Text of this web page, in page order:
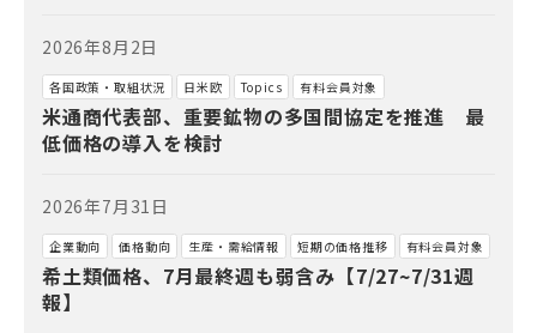
2026年8月2日
各国政策・取組状況 日米欧 Topics 有料会員対象
米通商代表部、重要鉱物の多国間協定を推進 最
低価格の導入を検討
2026年7月31日
企業動向 価格動向 生産・需給情報 短期の価格推移 有料会員対象
希土類価格、7月最終週も弱含み【7/27~7/31週
報】